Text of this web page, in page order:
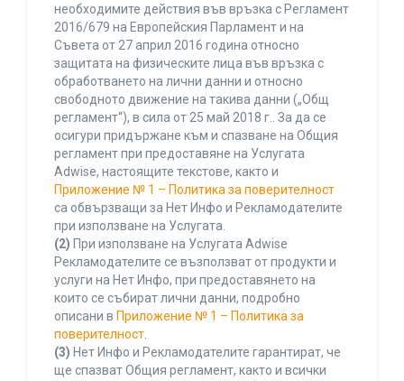
необходимите действия във връзка с Регламент
2016/679 на Европейския Парламент и на
Съвета от 27 април 2016 година относно
защитата на физическите лица във връзка с
обработването на лични данни и относно
свободното движение на такива данни („Общ
регламент“), в сила от 25 май 2018 г.. За да се
осигури придържане към и спазване на Общия
регламент при предоставяне на Услугата
Adwise, настоящите текстове, както и
Приложение № 1 – Политика за поверителност
са обвързващи за Нет Инфо и Рекламодателите
при използване на Услугата.
(2) При използване на Услугата Adwise
Рекламодателите се възползват от продукти и
услуги на Нет Инфо, при предоставянето на
които се събират лични данни, подробно
описани в Приложение № 1 – Политика за
поверителност.
(3) Нет Инфо и Рекламодателите гарантират, че
ще спазват Общия регламент, както и всички